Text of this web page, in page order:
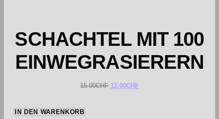
SCHACHTEL MIT 100
EINWEGRASIERERN
15.00CHF 12.00CHF
IN DEN WARENKORB